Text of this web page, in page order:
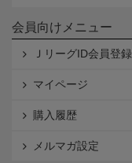
会員向けメニュー
ＪリーグID会員登録
マイページ
購入履歴
メルマガ設定